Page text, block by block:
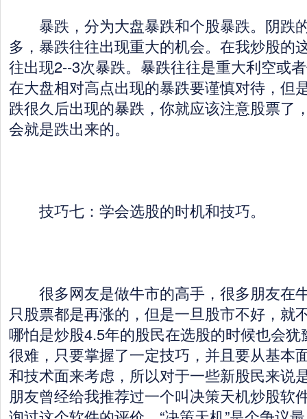
暴跌，分为大盘暴跌和个股暴跌。阴跌
多，暴跌往往出现重大的机会。在我炒股的
往出现2--3次暴跌。暴跌往往是重大利空或
在大盘相对高点出现的暴跌要谨慎对待，但
跌很久后出现的暴跌，你就应该注意股票了
会就是跌出来的。
技巧七：学会选股的时机和技巧。
很多网友是做牛市的高手，很多朋友在
只股票都是再涨的，但是一旦股市不好，就
哪怕是炒股4.5年的股民在选股的时候也会
很难，只要掌握了一定技巧，并且要从基本
和技术面来考虑，所以对于一些新股民来说
朋友曾经给我推荐过一个叫决策天机炒股软